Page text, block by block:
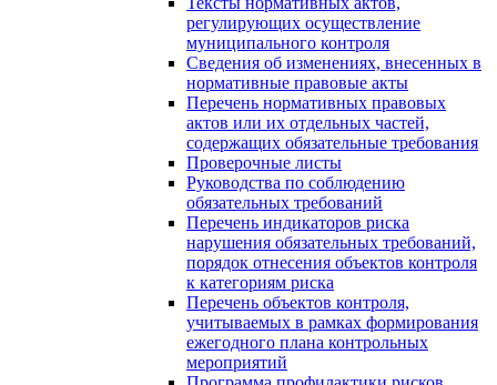
регулирующих осуществление
муниципального контроля
Сведения об изменениях, внесенных в
нормативные правовые акты
Перечень нормативных правовых
актов или их отдельных частей,
содержащих обязательные требования
Проверочные листы
Руководства по соблюдению
обязательных требований
Перечень индикаторов риска
нарушения обязательных требований,
порядок отнесения объектов контроля
к категориям риска
Перечень объектов контроля,
учитываемых в рамках формирования
ежегодного плана контрольных
мероприятий